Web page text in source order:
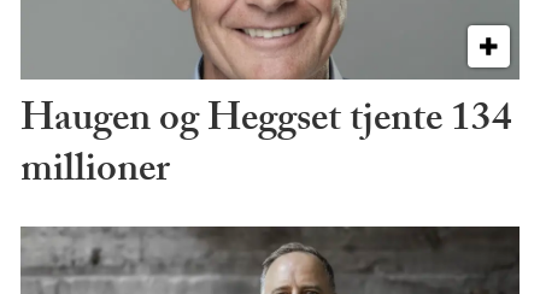
Haugen og Heggset tjente 134
millioner